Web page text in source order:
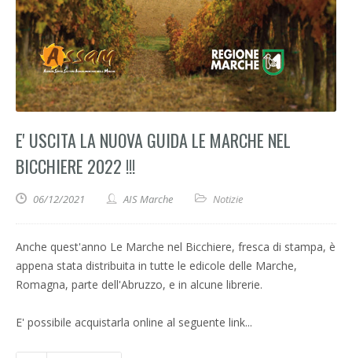
E' USCITA LA NUOVA GUIDA LE MARCHE NEL
BICCHIERE 2022 !!!
06/12/2021 AIS Marche Notizie
Anche quest'anno Le Marche nel Bicchiere, fresca di stampa, è
appena stata distribuita in tutte le edicole delle Marche,
Romagna, parte dell'Abruzzo, e in alcune librerie.
E' possibile acquistarla online al seguente link...